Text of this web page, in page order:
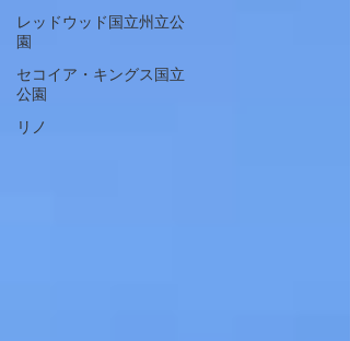
レッドウッド国立州立公
園
セコイア・キングス国立
公園
リノ